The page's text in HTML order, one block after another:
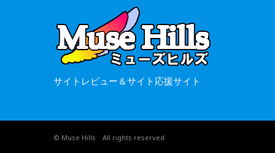
サイトレビュー＆サイト応援サイト
© Muse Hills All rights reserved